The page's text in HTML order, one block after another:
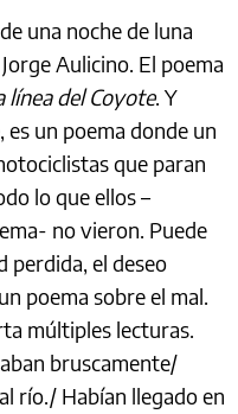
una noche de luna
Aulicino. El poema
línea del Coyote. Y
un poema donde un
que paran
lo que ellos –
no vieron. Puede
perdida, el deseo
poema sobre el mal.
múltiples lecturas.
bruscamente/
río./ Habían llegado en